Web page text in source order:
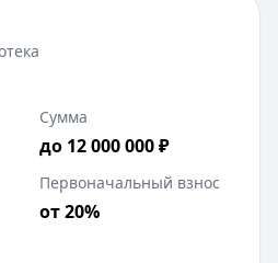
Сумма
до 12 000 000 ₽
Первоначальный взнос
от 20%